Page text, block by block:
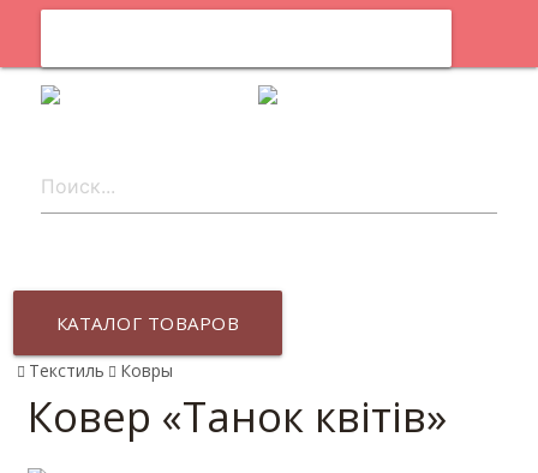
КАТАЛОГ ТОВАРОВ
Текстиль Ковры
Ковер «Танок квітів»